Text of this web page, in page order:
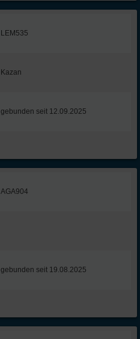
LEM535
Kazan
gebunden seit 12.09.2025
AGA904
gebunden seit 19.08.2025